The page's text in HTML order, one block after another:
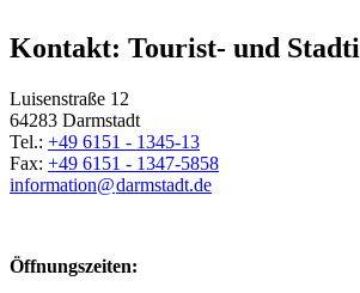
Kontakt: Tourist- und
Luisenstraße 12
64283 Darmstadt
Tel.: +49 6151 - 1345-13
Fax: +49 6151 - 1347-5858
information@darmstadt.de
Öffnungszeiten: